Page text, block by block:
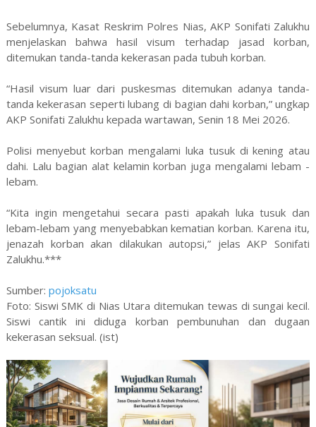
Sebelumnya, Kasat Reskrim Polres Nias, AKP Sonifati Zalukhu
menjelaskan bahwa hasil visum terhadap jasad korban,
ditemukan tanda-tanda kekerasan pada tubuh korban.
“Hasil visum luar dari puskesmas ditemukan adanya tanda-
tanda kekerasan seperti lubang di bagian dahi korban,” ungkap
AKP Sonifati Zalukhu kepada wartawan, Senin 18 Mei 2026.
Polisi menyebut korban mengalami luka tusuk di kening atau
dahi. Lalu bagian alat kelamin korban juga mengalami lebam -
lebam.
“Kita ingin mengetahui secara pasti apakah luka tusuk dan
lebam-lebam yang menyebabkan kematian korban. Karena itu,
jenazah korban akan dilakukan autopsi,” jelas AKP Sonifati
Zalukhu.***
Sumber: pojoksatu
Foto: Siswi SMK di Nias Utara ditemukan tewas di sungai kecil.
Siswi cantik ini diduga korban pembunuhan dan dugaan
kekerasan seksual. (ist)